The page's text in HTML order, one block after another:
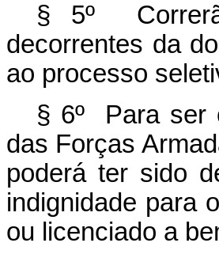
§ 5º
decorrentes da
ao processo
§ 6º Para ser
das Forças
poderá ter sido
indignidade para
ou licenciado a